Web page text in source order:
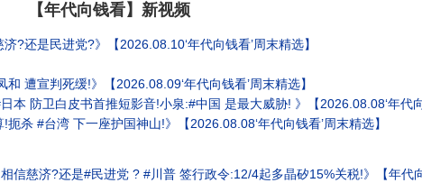
【年代向钱看】新视频
?还是民进党?》【2026.08.10‘年代向钱看’周末精选】
遭宣判死缓!》【2026.08.09‘年代向钱看’周末精选】
本 防卫白皮书首推短影音!小泉:#中国 是最大威胁! 》【2026.08.08‘年代向
杀 #台湾 下一座护国神山!》【2026.08.08‘年代向钱看’周末精选】
?还是#民进党 ? #川普 签行政令:12/4起多晶矽15%关税!》【年代向钱看】